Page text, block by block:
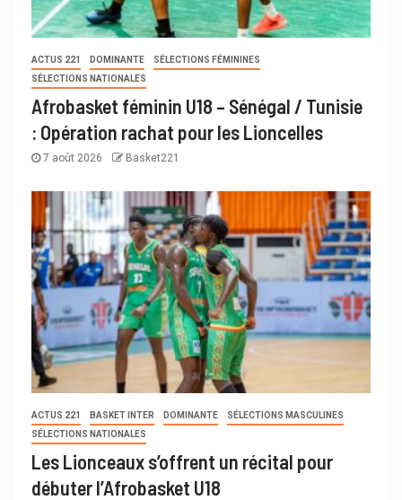
ACTUS 221 DOMINANTE
SÉLECTIONS FÉMININES
SÉLECTIONS NATIONALES
Afrobasket féminin U18 – Sénégal / Tunisie
: Opération rachat pour les Lioncelles
7 août 2026 Basket221
ACTUS 221 BASKET INTER DOMINANTE
SÉLECTIONS MASCULINES
SÉLECTIONS NATIONALES
Les Lionceaux s’offrent un récital pour
débuter l’Afrobasket U18